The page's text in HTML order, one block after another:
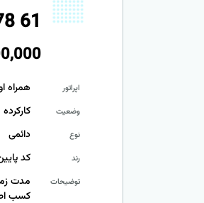
861
اپراتور همراه
وضعیت کارکرده
نوع دائمی
رند کد
توضیحات